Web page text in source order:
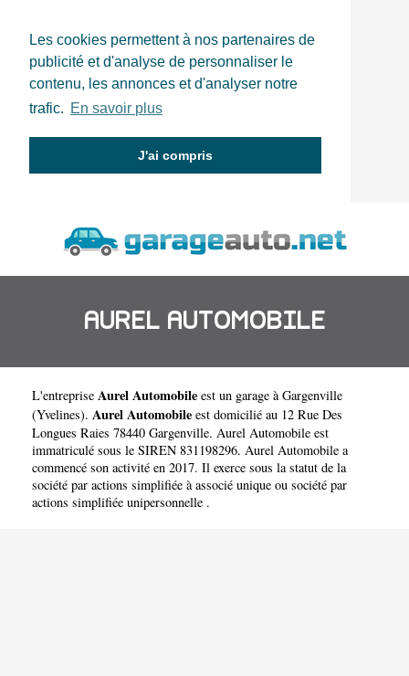
Les cookies permettent à nos partenaires de
publicité et d'analyse de personnaliser le
contenu, les annonces et d'analyser notre
trafic. En savoir plus
J'ai compris
AUREL AUTOMOBILE
L'entreprise Aurel Automobile est un garage à Gargenville
(Yvelines). Aurel Automobile est domicilié au 12 Rue Des
Longues Raies 78440 Gargenville. Aurel Automobile est
immatriculé sous le SIREN 831198296. Aurel Automobile a
commencé son activité en 2017. Il exerce sous la statut de la
société par actions simplifiée à associé unique ou société par
actions simplifiée unipersonnelle .